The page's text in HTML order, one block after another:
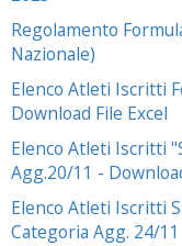
Regolamento
Nazionale)
Elenco Atleti Iscritti
Download File Excel
Elenco Atleti Iscritti
Agg.20/11 -
Elenco Atleti Iscritti
Categoria Agg. 24/